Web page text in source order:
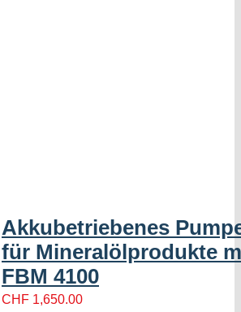
Akkubetriebenes
für Mineralölprodukte
FBM 4100
CHF 1,650.00